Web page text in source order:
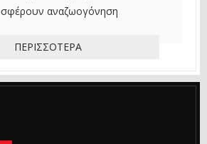
αναζωογόνηση
ΠΕΡΙΣΣΌΤΕΡΑ